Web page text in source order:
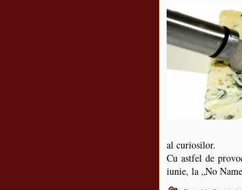
al curiosilor.
Cu astfel de
iunie, la „No